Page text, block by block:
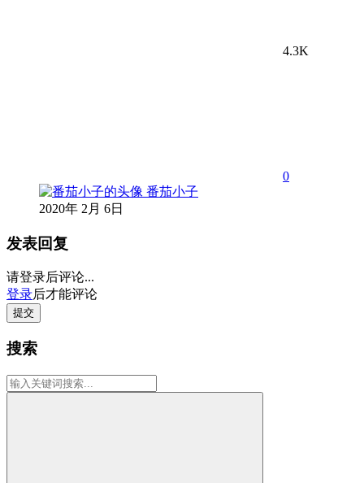
4.3K
0
番茄小子
2020年 2月 6日
发表回复
请登录后评论...
登录后才能评论
提交
搜索